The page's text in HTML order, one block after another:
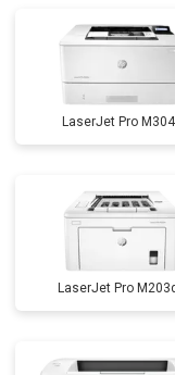
LaserJet Pro
LaserJet Pro